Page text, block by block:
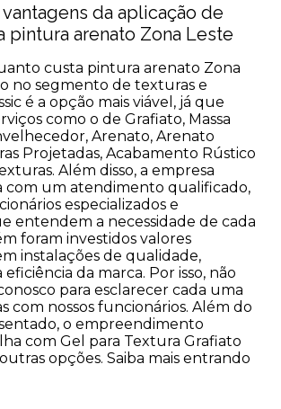
da aplicação de
pintura arenato Zona Leste
custa pintura arenato Zona
no segmento de texturas e
é a opção mais viável, já que
como o de Grafiato, Massa
Arenato, Arenato
Projetadas, Acabamento Rústico
Além disso, a empresa
com um atendimento qualificado,
especializados e
entendem a necessidade de cada
foram investidos valores
instalações de qualidade,
da marca. Por isso, não
para esclarecer cada uma
com nossos funcionários. Além do
o empreendimento
com Gel para Textura Grafiato
opções. Saiba mais entrando